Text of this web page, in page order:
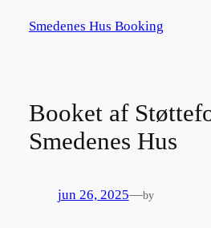
Smedenes Hus Booking
Booket af
Smedenes Hus
jun 26, 2025—by